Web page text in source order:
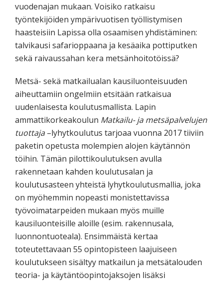
vuodenajan mukaan. Voisiko ratkaisu
työntekijöiden ympärivuotisen työllistymisen
haasteisiin Lapissa olla osaamisen yhdistäminen:
talvikausi safarioppaana ja kesäaika pottiputken
sekä raivaussahan kera metsänhoitotöissä?
Metsä- sekä matkailualan kausiluonteisuuden
aiheuttamiin ongelmiin etsitään ratkaisua
uudenlaisesta koulutusmallista. Lapin
ammattikorkeakoulun Matkailu- ja metsäpalvelujen
tuottaja–lyhytkoulutus tarjoaa vuonna 2017 tiiviin
paketin opetusta molempien alojen käytännön
töihin. Tämän pilottikoulutuksen avulla
rakennetaan kahden koulutusalan ja
koulutusasteen yhteistä lyhytkoulutusmallia, joka
on myöhemmin nopeasti monistettavissa
työvoimatarpeiden mukaan myös muille
kausiluonteisille aloille (esim. rakennusala,
luonnontuoteala). Ensimmäistä kertaa
toteutettavaan 55 opintopisteen laajuiseen
koulutukseen sisältyy matkailun ja metsätalouden
teoria- ja käytäntöopintojaksojen lisäksi